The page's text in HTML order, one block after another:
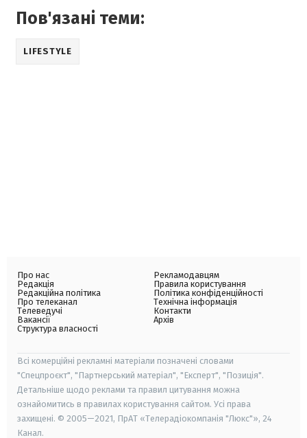
Пов'язані теми:
LIFESTYLE
Про нас
Редакція
Редакційна політика
Про телеканал
Телеведучі
Вакансії
Структура власності
Рекламодавцям
Правила користування
Політика конфіденційності
Технічна інформація
Контакти
Архів
Всі комерційні рекламні матеріали позначені словами
"Спецпроєкт", "Партнерський матеріал", "Експерт", "Позиція".
Детальніше щодо реклами та правил цитування можна
ознайомитись в правилах користування сайтом. Усі права
захищені. © 2005—2021, ПрАТ «Телерадіокомпанія "Люкс"», 24
Канал.